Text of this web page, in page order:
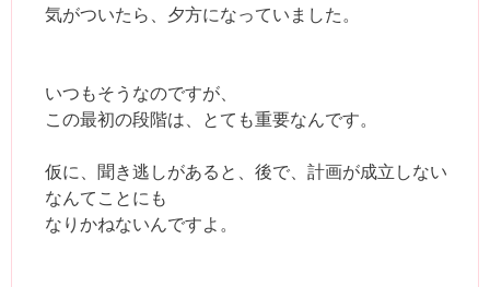
気がついたら、夕方になっていました。
いつもそうなのですが、
この最初の段階は、とても重要なんです。
仮に、聞き逃しがあると、後で、計画が成立しない
なんてことにも
なりかねないんですよ。